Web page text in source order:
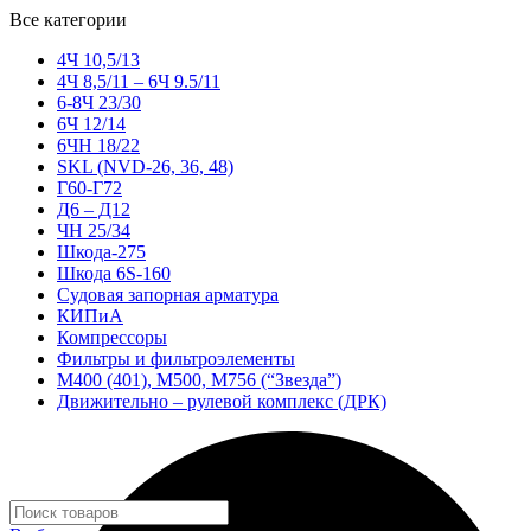
Все категории
4Ч 10,5/13
4Ч 8,5/11 – 6Ч 9.5/11
6-8Ч 23/30
6Ч 12/14
6ЧН 18/22
SKL (NVD-26, 36, 48)
Г60-Г72
Д6 – Д12
ЧН 25/34
Шкода-275
Шкода 6S-160
Судовая запорная арматура
КИПиА
Компрессоры
Фильтры и фильтроэлементы
М400 (401), М500, М756 (“Звезда”)
Движительно – рулевой комплекс (ДРК)